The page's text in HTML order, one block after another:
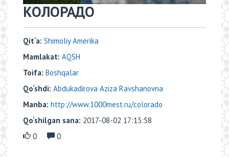
​КОЛОРАДО
Qit‘a: Shimoliy Amerika
Mamlakat: AQSH
Toifa: Boshqalar
Qo‘shdi: Abdukadirova Aziza Ravshanovna
Manba: http://www.1000mest.ru/colorado
Qo‘shilgan sana: 2017-08-02 17:13:58
0
0